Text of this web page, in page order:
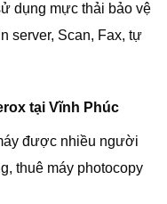
dụng mực thải bảo vệ
server, Scan, Fax, tự
tại Vĩnh Phúc
được nhiều người
thuê máy photocopy